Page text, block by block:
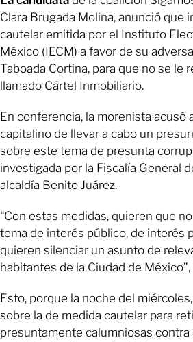
Clara Brugada Molina, anunció que
cautelar emitida por el Instituto
México (IECM) a favor de su
Taboada Cortina, para que no se le
llamado Cártel Inmobiliario.
En conferencia, la morenista acusó
capitalino de llevar a cabo un
sobre este tema de presunta
investigada por la Fiscalía General
alcaldía Benito Juárez.
“Con estas medidas, quieren que
tema de interés público, de interés
quieren silenciar un asunto de
habitantes de la Ciudad de
Esto, porque la noche del
sobre la de medida cautelar para
presuntamente calumniosas contra